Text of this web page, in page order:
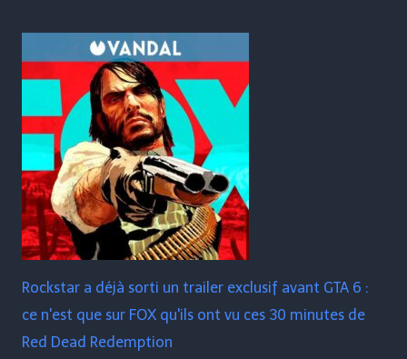
Rockstar a déjà sorti un trailer exclusif avant GTA 6 :
ce n'est que sur FOX qu'ils ont vu ces 30 minutes de
Red Dead Redemption